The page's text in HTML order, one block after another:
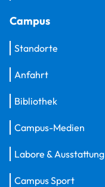
Campus
Standorte
Anfahrt
Bibliothek
Campus-Medien
Labore & Ausstattung
Campus Sport